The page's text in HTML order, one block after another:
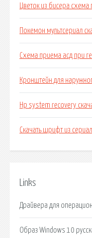
Цветок из бисера схема
Покемон мультсериал
Схема приема асд при
Кронштейн для
Hp system recovery
Скачать шрифт из
Links
Драйвера для
Образ Windows 10